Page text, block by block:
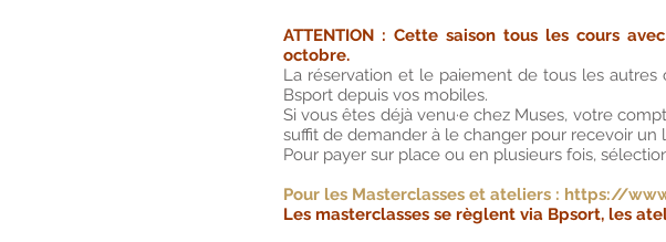
ATTENTION : Cette saison tous les cours
octobre.
La réservation et le paiement de tous les
Bsport depuis vos mobiles.
Si vous êtes déjà venu·e chez Muses, votre
suffit de demander à le changer pour recevoir un
Pour payer sur place ou en plusieurs fois,
Pour les Masterclasses et ateliers : https://
Les masterclasses se règlent via Bpsort, les